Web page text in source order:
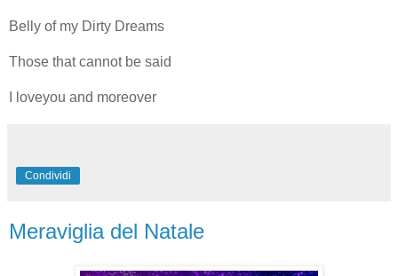
Belly of my Dirty Dreams
Those that cannot be said
I loveyou and moreover
Condividi
Meraviglia del Natale